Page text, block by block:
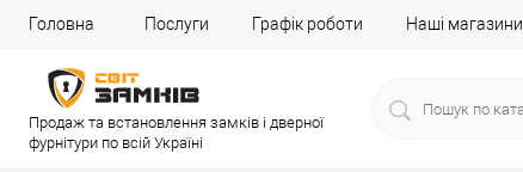
Головна Послуги Графік роботи Наші магазини
Продаж та встановлення замків і дверної
фурнітури по всій Україні